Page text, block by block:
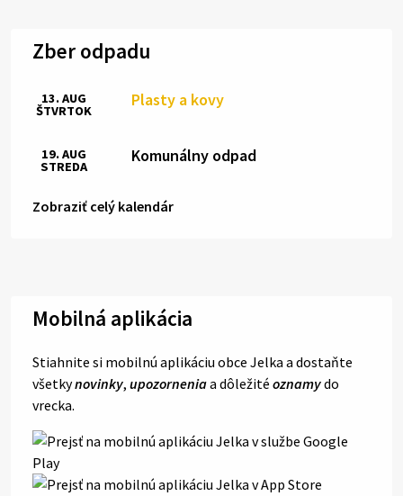
Zber odpadu
Plasty a kovy
13. AUG
ŠTVRTOK
Komunálny odpad
19. AUG
STREDA
Zobraziť celý kalendár
Mobilná aplikácia
Stiahnite si mobilnú aplikáciu obce Jelka a dostaňte
všetkynovinky, upozorneniaa dôležité oznamydo
vrecka.